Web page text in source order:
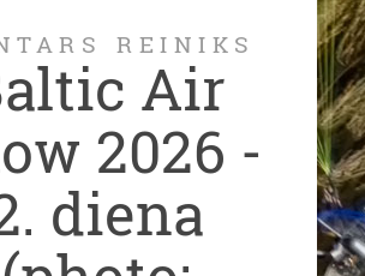
REINIKS
Air
2026 -
diena